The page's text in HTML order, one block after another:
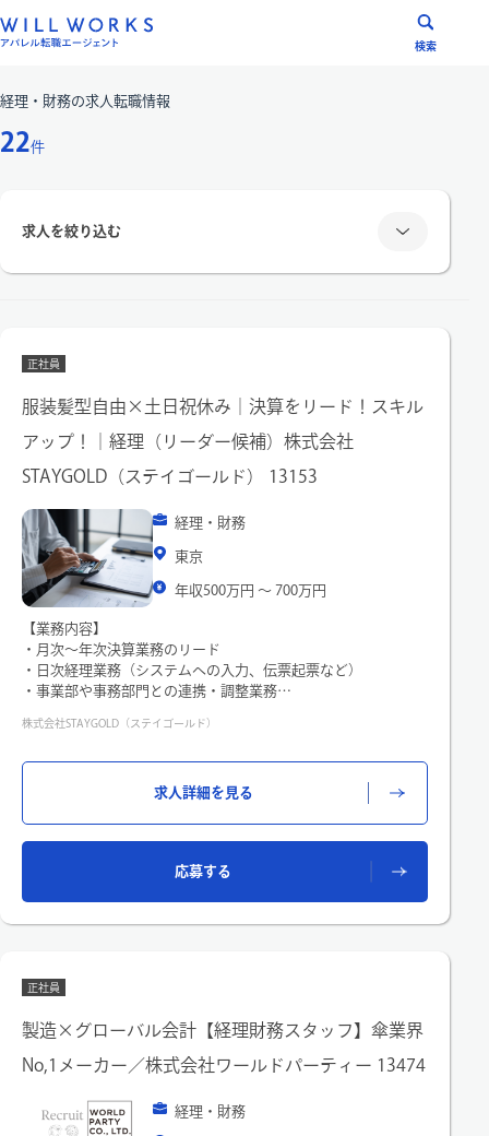
ン
ン
へ
プ
検索
経理・財務の求人転職情報
22件
求人を絞り込む
エリア
年収
職種
こだわり検索
閉じる
正社員
服装髪型自由×土日祝休み｜決算をリード！スキル
アップ！｜経理（リーダー候補）株式会社
STAYGOLD（ステイゴールド） 13153
経理・財務
東京
年収500万円 〜 700万円
【業務内容】
・月次～年次決算業務のリード
・日次経理業務（システムへの入力、伝票起票など）
・事業部や事務部門との連携・調整業務
※業務範囲はご経験に応じて段階的にお任せします
株式会社STAYGOLD（ステイゴールド）
求人詳細を見る
応募する
正社員
製造×グローバル会計【経理財務スタッフ】傘業界
No,1メーカー／株式会社ワールドパーティー 13474
経理・財務